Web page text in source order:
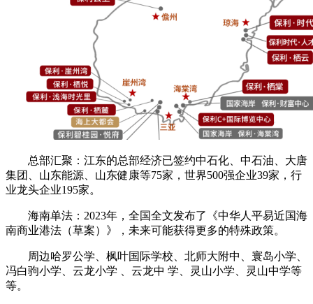
总部汇聚：江东的总部经济已签约中石化、中石油、大唐
集团、山东能源、山东健康等75家，世界500强企业39家，行
业龙头企业195家。
海南单法：2023年，全国全文发布了《中华人平易近国海
南商业港法（草案）》，未来可能获得更多的特殊政策。
周边哈罗公学、枫叶国际学校、北师大附中、寰岛小学、
冯白驹小学、云龙小学 、云龙中 学、灵山小学、灵山中学等
等。